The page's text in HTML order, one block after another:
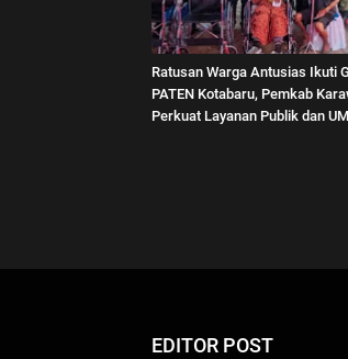
Ratusan Warga Antusias Ikuti
PATEN Kotabaru, Pemkab
Perkuat Layanan Publik dan
EDITOR POST